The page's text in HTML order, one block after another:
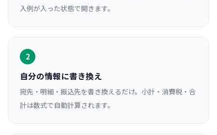
入例が入った状態で開きます。
2
自分の情報に書き換え
宛先・明細・振込先を書き換えるだけ。小計・消費税・合
計は数式で自動計算されます。